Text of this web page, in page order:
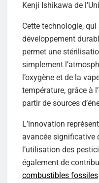
Kenji Ishikawa de
Cette technologie,
développement
permet une
simplement
l’oxygène et de la
température, grâce à
partir de sources
L’innovation
avancée significative
l’utilisation des
également de
combustibles fossiles